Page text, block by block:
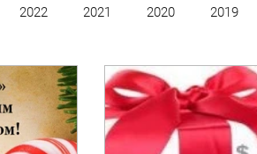
2022 2021 2020 2019